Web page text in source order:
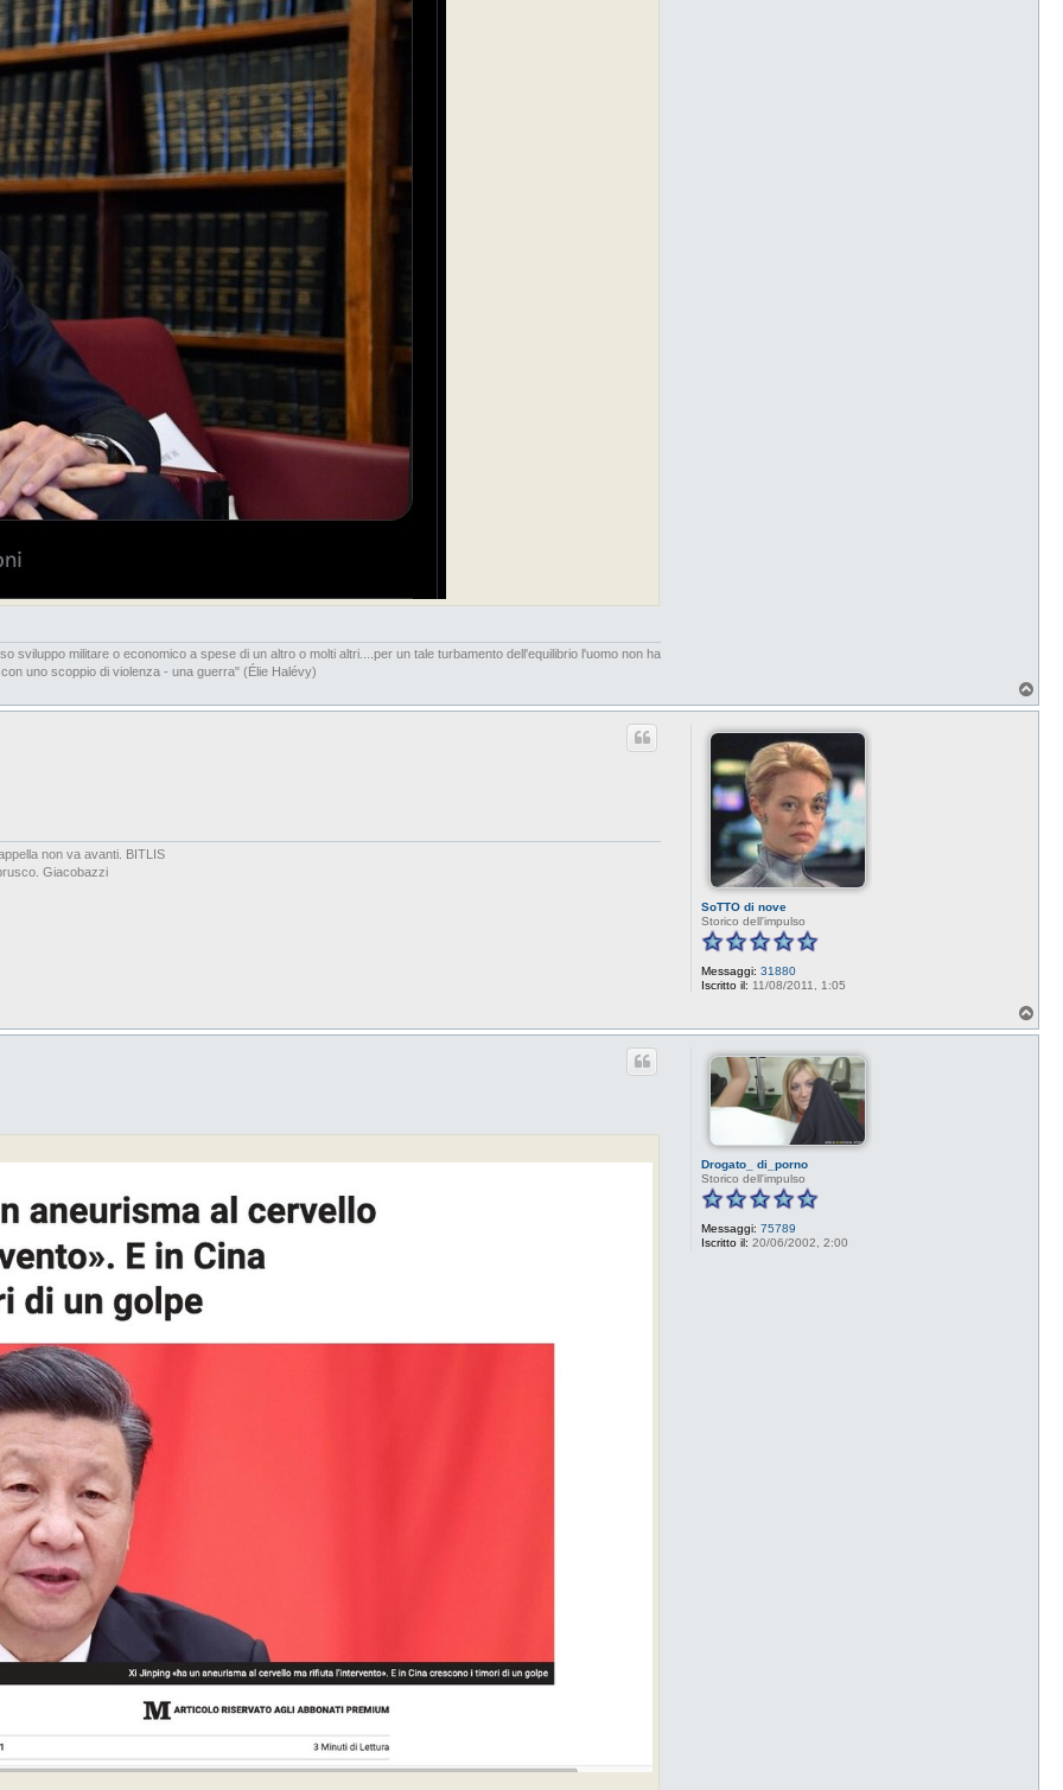
sviluppo militare o economico a spese di un altro o molti altri....per un tale turbamento dell'equilibrio l'uomo non ha
uno scoppio di violenza - una guerra" (Élie Halévy)
o
SoTTO di nove
Storico dell'impulso
Messaggi: 31880
Iscritto il: 11/08/2011, 1:05
non va avanti. BITLIS
Giacobazzi
o
Drogato_ di_porno
Storico dell'impulso
Messaggi: 75789
Iscritto il: 20/06/2002, 2:00